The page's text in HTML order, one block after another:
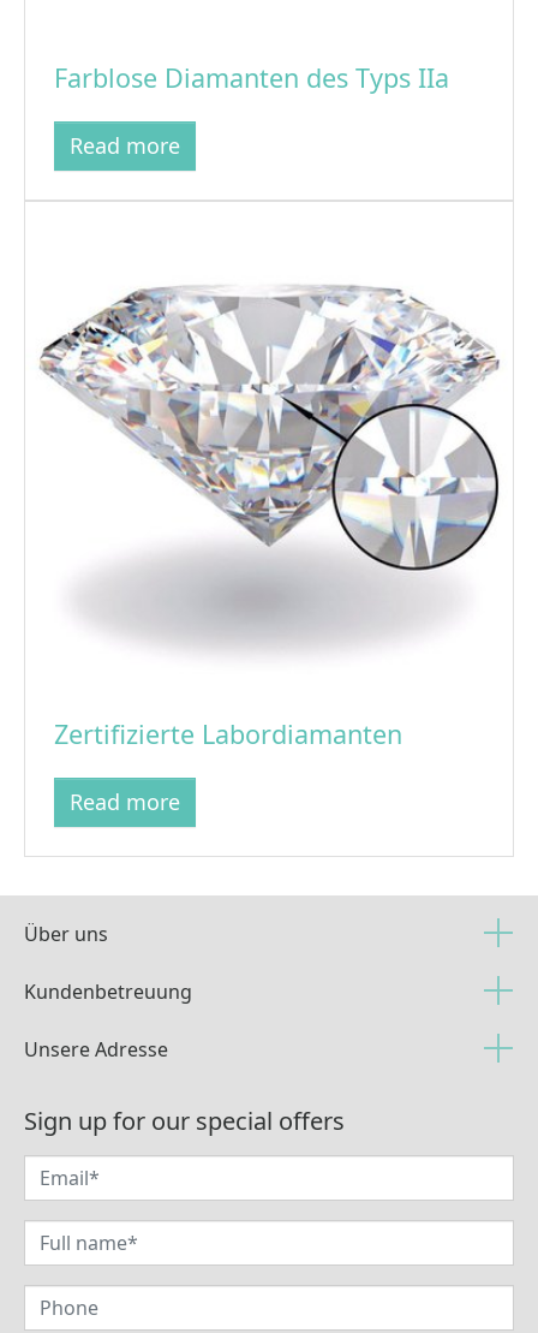
Farblose Diamanten des Typs IIa
Read more
Zertifizierte Labordiamanten
Read more
Über uns
Kundenbetreuung
Unsere Adresse
Sign up for our special offers